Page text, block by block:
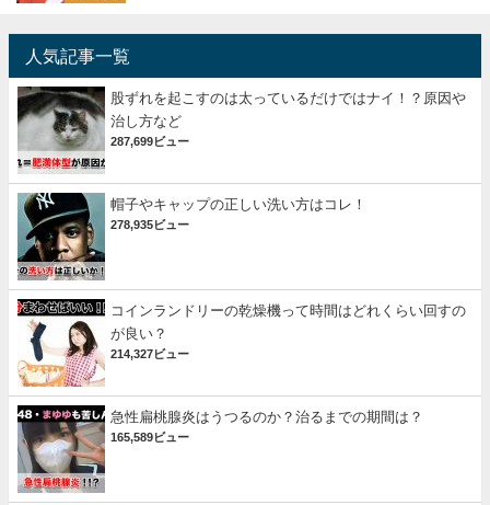
人気記事一覧
股ずれを起こすのは太っているだけではナイ！？原因や
治し方など
287,699ビュー
帽子やキャップの正しい洗い方はコレ！
278,935ビュー
コインランドリーの乾燥機って時間はどれくらい回すの
が良い？
214,327ビュー
急性扁桃腺炎はうつるのか？治るまでの期間は？
165,589ビュー